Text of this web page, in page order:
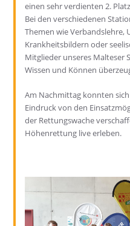
einen sehr verdienten 2.
Bei den verschiedenen
Themen wie Verbandslehre,
Krankheitsbildern oder
Mitglieder unseres Malteser
Wissen und Können
Am Nachmittag konnten
Eindruck von den
der Rettungswache
Höhenrettung live erleben.